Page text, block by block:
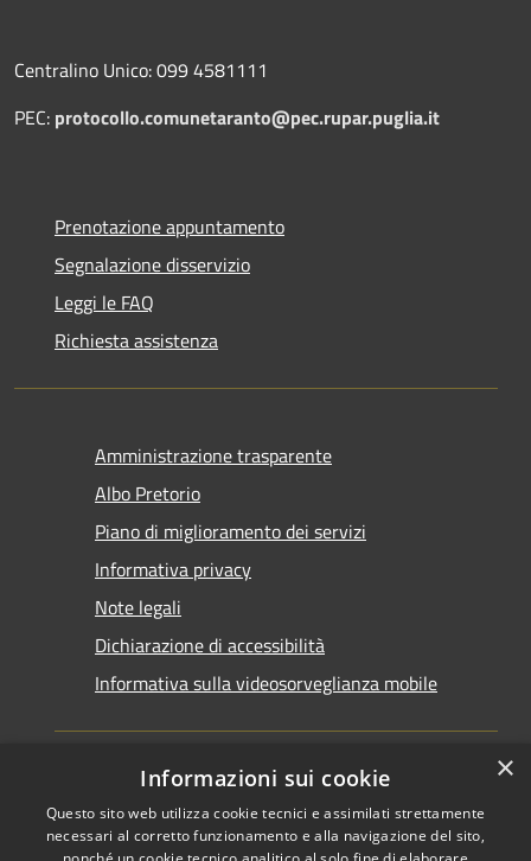
Centralino Unico: 099 4581111
PEC: protocollo.comunetaranto@pec.rupar.puglia.it
Prenotazione appuntamento
Segnalazione disservizio
Leggi le FAQ
Richiesta assistenza
Amministrazione trasparente
Albo Pretorio
Piano di miglioramento dei servizi
Informativa privacy
Note legali
Dichiarazione di accessibilità
Informativa sulla videosorveglianza mobile
RSS
Copyright © 2026 • Comune di
×
Informazioni sui cookie
Questo sito web utilizza cookie tecnici e assimilati strettamente
necessari al corretto funzionamento e alla navigazione del sito,